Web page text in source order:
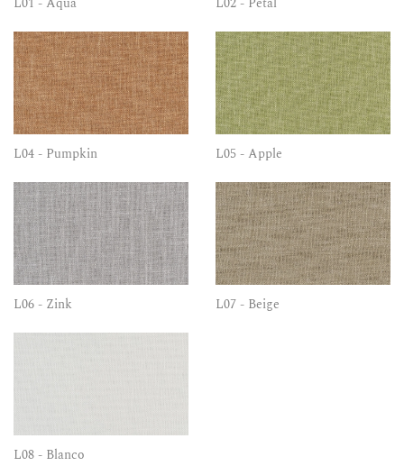
L04 - Pumpkin L05 - Apple
L06 - Zink L07 - Beige
L08 - Blanco